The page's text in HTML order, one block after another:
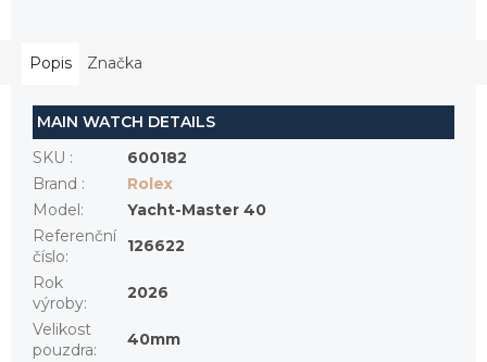
Popis Značka
MAIN WATCH DETAILS
SKU :
600182
Brand :
Rolex
Model :
Yacht-Master 40
Referenční
číslo:
126622
Rok
výroby:
2026
Velikost
pouzdra:
40mm